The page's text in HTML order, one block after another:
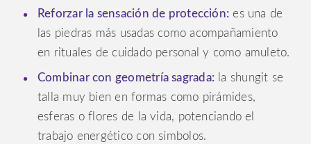
Reforzar la sensación de protección: es una de
las piedras más usadas como acompañamiento
en rituales de cuidado personal y como amuleto.
Combinar con geometría sagrada: la shungit se
talla muy bien en formas como pirámides,
esferas o flores de la vida, potenciando el
trabajo energético con símbolos.